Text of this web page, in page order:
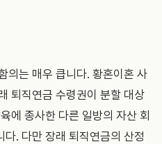
의는 매우 큽니다. 황혼이혼 사
퇴직연금 수령권이 분할 대상
에 종사한 다른 일방의 자산 회
. 다만 장래 퇴직연금의 산정